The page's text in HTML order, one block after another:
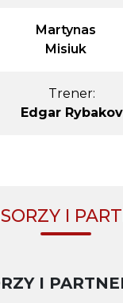
Martynas
Misiuk
Trener:
Edgar Rybakov
I
I